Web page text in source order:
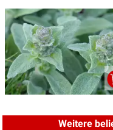
Helianthus -
Weitere